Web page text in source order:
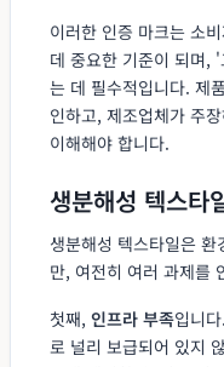
이러한 인증 마크는 소
데 중요한 기준이 되며,
는 데 필수적입니다. 제
인하고, 제조업체가 주
이해해야 합니다.
생분해성 텍스타
생분해성 텍스타일은
만, 여전히 여러 과제를
첫째, 인프라 부족입니
로 널리 보급되어 있지